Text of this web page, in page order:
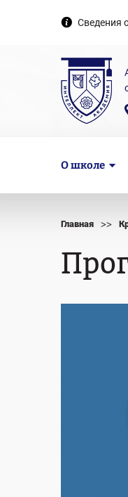
Сведения
О школе
Главная >>